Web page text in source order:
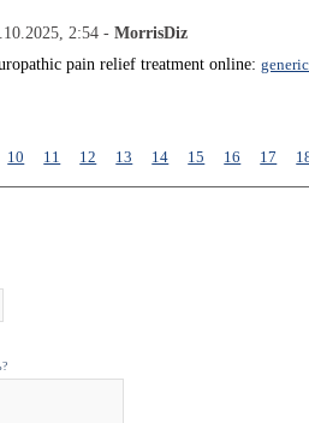
2:54 -MorrisDiz
pain relief treatment online:
10 11 12 13 14 15 16 17